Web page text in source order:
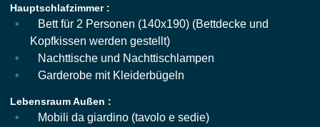
Hauptschlafzimmer :
Bett für 2 Personen (140x190) (Bettdecke und
Kopfkissen werden gestellt)
Nachttische und Nachttischlampen
Garderobe mit Kleiderbügeln
Lebensraum Außen :
Mobili da giardino (tavolo e sedie)